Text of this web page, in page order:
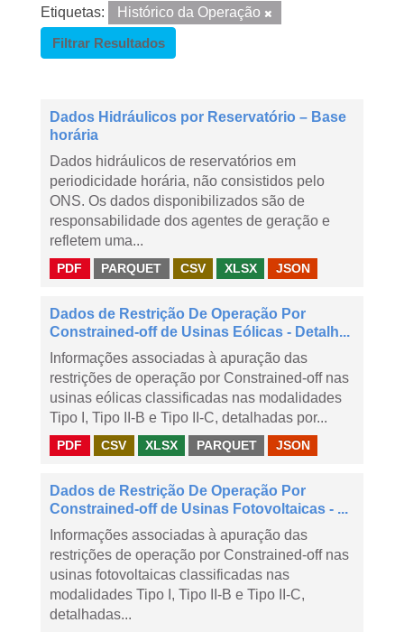
Etiquetas:
Histórico da Operação
Filtrar Resultados
Dados Hidráulicos por Reservatório – Base
horária
Dados hidráulicos de reservatórios em
periodicidade horária, não consistidos pelo
ONS. Os dados disponibilizados são de
responsabilidade dos agentes de geração e
refletem uma...
PDF PARQUET CSV XLSX JSON
Dados de Restrição De Operação Por
Constrained-off de Usinas Eólicas - Detalh...
Informações associadas à apuração das
restrições de operação por Constrained-off nas
usinas eólicas classificadas nas modalidades
Tipo I, Tipo II-B e Tipo II-C, detalhadas por...
PDF CSV XLSX PARQUET JSON
Dados de Restrição De Operação Por
Constrained-off de Usinas Fotovoltaicas - ...
Informações associadas à apuração das
restrições de operação por Constrained-off nas
usinas fotovoltaicas classificadas nas
modalidades Tipo I, Tipo II-B e Tipo II-C,
detalhadas...